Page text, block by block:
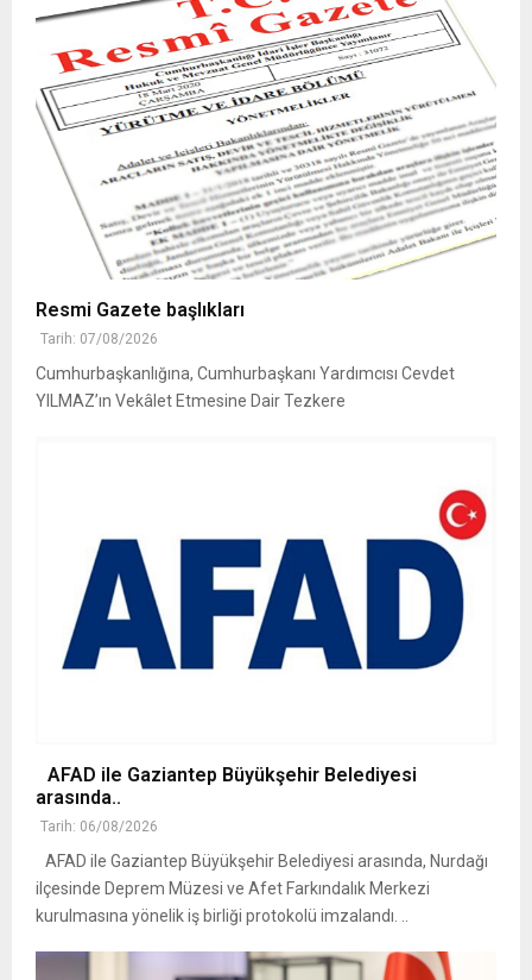
Resmi Gazete başlıkları
Tarih: 07/08/2026
Cumhurbaşkanlığına, Cumhurbaşkanı Yardımcısı Cevdet
YILMAZ’ın Vekâlet Etmesine Dair Tezkere
AFAD ile Gaziantep Büyükşehir Belediyesi
arasında..
Tarih: 06/08/2026
AFAD ile Gaziantep Büyükşehir Belediyesi arasında, Nurdağı
ilçesinde Deprem Müzesi ve Afet Farkındalık Merkezi
kurulmasına yönelik iş birliği protokolü imzalandı. ..